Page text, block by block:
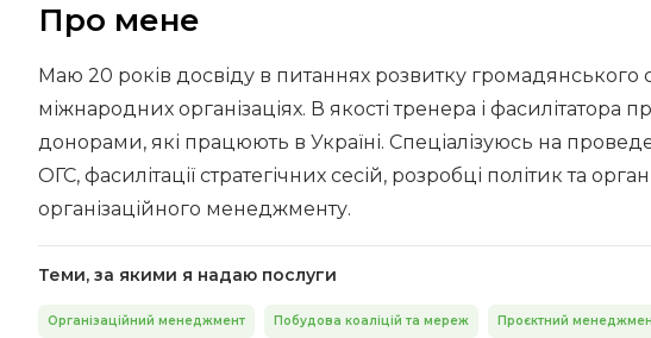
Про мене
Маю 20 років досвіду в питаннях розвитку громадянського
міжнародних організаціях. В якості тренера і
донорами, які працюють в Україні. Спеціалізуюсь на
ОГС, фасилітації стратегічних сесій, розробці політик та
організаційного менеджменту.
Теми, за якими я надаю послуги
Організаційний менеджмент Побудова коаліцій та мереж Проєктний